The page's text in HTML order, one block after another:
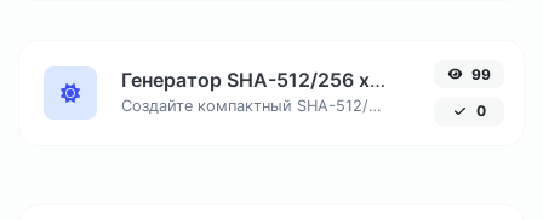
Генератор SHA-512/256 хеша онлайн
Создайте компактный SHA-512/256 хеш, обеспечивающий 128-битную безопасность без избыточной длины вывода.
99
0